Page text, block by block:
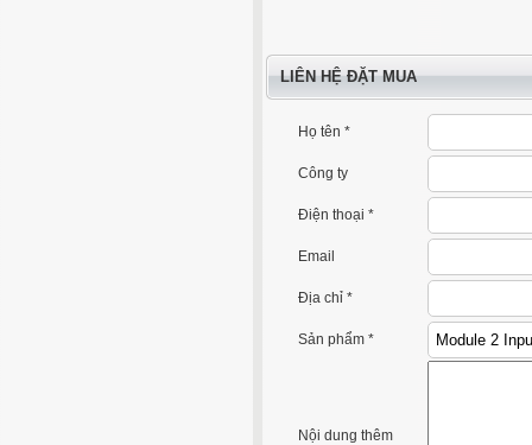
LIÊN HỆ ĐẶT MUA
Họ tên *
Công ty
Điện thoại *
Email
Địa chỉ *
Sản phẩm *
Nội dung thêm